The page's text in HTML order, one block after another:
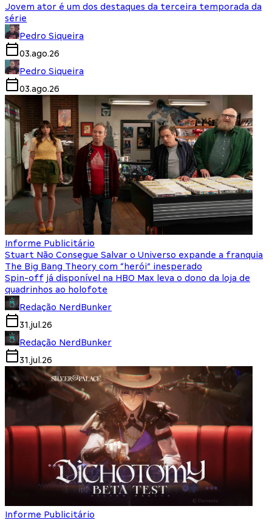
Jovem ator é um dos destaques da terceira temporada da
série
Pedro Siqueira
03.ago.26
Pedro Siqueira
03.ago.26
Informe Publicitário
Stuart Não Consegue Salvar o Universo expande a franquia
The Big Bang Theory com “herói” inesperado
Spin-off já disponível na HBO Max leva o dono da loja de
quadrinhos ao holofote
Redação NerdBunker
31.jul.26
Redação NerdBunker
31.jul.26
Informe Publicitário